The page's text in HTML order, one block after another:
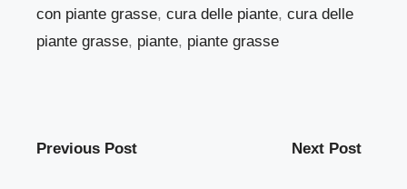
con piante grasse, cura delle piante, cura delle
piante grasse, piante, piante grasse
Previous Post Next Post